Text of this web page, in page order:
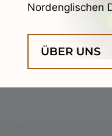
Nordenglischen
ÜBER UNS